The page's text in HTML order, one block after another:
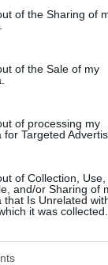
or usage
to Google and its
specified
of the Sharing of
of the Sale of my
of processing my
Targeted
of Collection, Use,
and/or Sharing of
that Is Unrelated
it was collected.
και
ο Eastwood.
Me (1971)